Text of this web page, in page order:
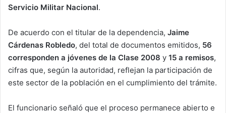
Servicio Militar Nacional.
De acuerdo con el titular de la dependencia, Jaime
Cárdenas Robledo, del total de documentos emitidos, 56
corresponden a jóvenes de la Clase 2008 y 15 a remisos,
cifras que, según la autoridad, reflejan la participación de
este sector de la población en el cumplimiento del trámite.
El funcionario señaló que el proceso permanece abierto e